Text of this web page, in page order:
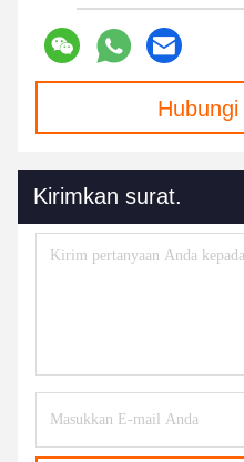
Kirimkan surat.